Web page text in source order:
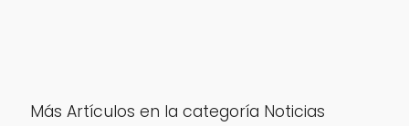
Más Artículos en la categoría Noticias